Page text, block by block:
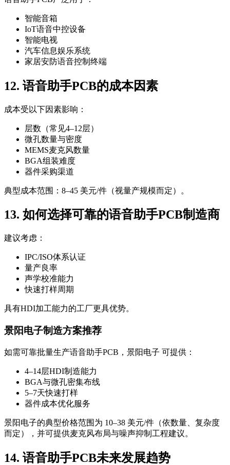
智能音箱
IoT语音中控设备
智能电视
汽车信息娱乐系统
家居安防语音控制终端
12. 语音助手PCB的成本因素
成本受以下因素影响：
层数（常见4–12层）
微孔数量与密度
MEMS麦克风数量
BGA组装难度
器件采购渠道
典型成本范围：8–45 美元/件（视量产规模而定）。
13. 如何选择可靠的语音助手PCB制造商
建议考虑：
IPC/ISO体系认证
量产良率
声学校准能力
快速打样周期
具有HDI加工能力的工厂更具优势。
景阳电子制造方案推荐
如需可靠批量生产语音助手PCB，景阳电子 可提供：
4–14层HDI制造能力
BGA与微孔密集布线
5–7天快速打样
器件成本优化服务
景阳电子的典型价格范围为 10–38 美元/件（依数量、复杂度
而定），并可提供麦克风布局与噪声抑制工程建议。
14. 语音助手PCB未来发展趋势